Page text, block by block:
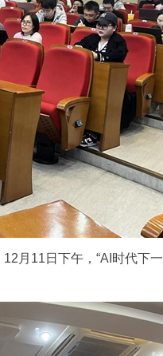
月11日下午，“AI时代下